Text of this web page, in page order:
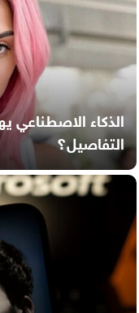
الذكاء الاصطناعي
التفاصيل؟